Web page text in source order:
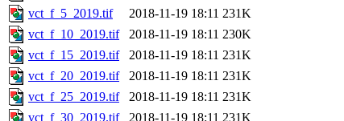
vct_f_5_2019.tif
2018-11-19 18:11 231K
vct_f_10_2019.tif
2018-11-19 18:11 230K
vct_f_15_2019.tif
2018-11-19 18:11 231K
vct_f_20_2019.tif
2018-11-19 18:11 231K
vct_f_25_2019.tif
2018-11-19 18:11 231K
vct_f_30_2019.tif
2018-11-19 18:11 231K